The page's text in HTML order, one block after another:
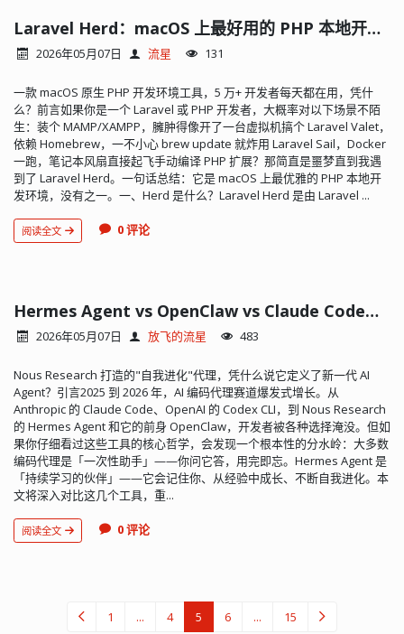
Laravel Herd：macOS 上最好用的 PHP 本地开发环境，没有之一
2026年05月07日 流星 131
一款 macOS 原生 PHP 开发环境工具，5 万+ 开发者每天都在用，凭什
么？前言如果你是一个 Laravel 或 PHP 开发者，大概率对以下场景不陌
生：装个 MAMP/XAMPP，臃肿得像开了一台虚拟机搞个 Laravel Valet，
依赖 Homebrew，一不小心 brew update 就炸用 Laravel Sail，Docker
一跑，笔记本风扇直接起飞手动编译 PHP 扩展？那简直是噩梦直到我遇
到了 Laravel Herd。一句话总结：它是 macOS 上最优雅的 PHP 本地开
发环境，没有之一。一、Herd 是什么？Laravel Herd 是由 Laravel ...
阅读全文 0 评论
Hermes Agent vs OpenClaw vs Claude Code：AI 编码代理的终结对决
2026年05月07日 放飞的流星 483
Nous Research 打造的"自我进化"代理，凭什么说它定义了新一代 AI
Agent？引言2025 到 2026 年，AI 编码代理赛道爆发式增长。从
Anthropic 的 Claude Code、OpenAI 的 Codex CLI，到 Nous Research
的 Hermes Agent 和它的前身 OpenClaw，开发者被各种选择淹没。但如
果你仔细看过这些工具的核心哲学，会发现一个根本性的分水岭：大多数
编码代理是「一次性助手」——你问它答，用完即忘。Hermes Agent 是
「持续学习的伙伴」——它会记住你、从经验中成长、不断自我进化。本
文将深入对比这几个工具，重...
阅读全文 0 评论
1 ... 4 5 6 ... 15